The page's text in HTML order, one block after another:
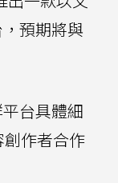
預期將與
台具體細
作者合作